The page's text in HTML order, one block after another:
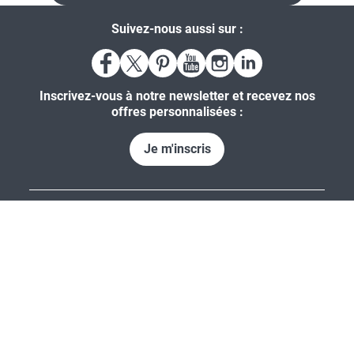
Suivez-nous aussi sur :
Inscrivez-vous à notre newsletter et recevez nos
offres personnalisées :
Je m'inscris